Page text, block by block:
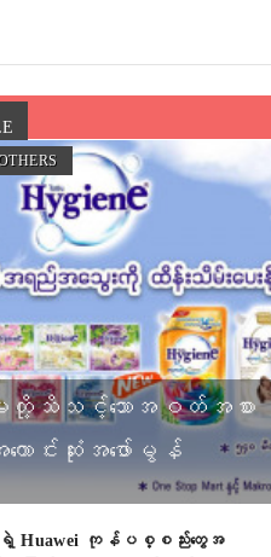
သင့်သောအဝတ်အစား
ောင်းဆုံးအဖော်မွန်
Huawei ကုန်ပစ္စည်းတွေအ